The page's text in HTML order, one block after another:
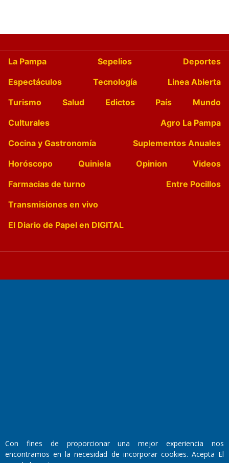
La Pampa Sepelios
Deportes
Espectáculos
Tecnología
Linea Abierta
Turismo
Salud Edictos País
Mundo
Culturales
Agro La Pampa
Cocina y Gastronomía
Suplementos Anuales
Horóscopo
Quiniela Opinion
Videos
Farmacias de turno
Entre Pocillos
Transmisiones en vivo
El Diario de Papel en DIGITAL
Con fines de proporcionar una mejor experiencia nos
encontramos en la necesidad de incorporar cookies. Acepta El